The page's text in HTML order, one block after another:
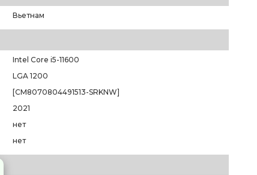
Вьетнам
Intel Core i5-11600
LGA 1200
[CM8070804491513-SRKNW]
2021
нет
нет